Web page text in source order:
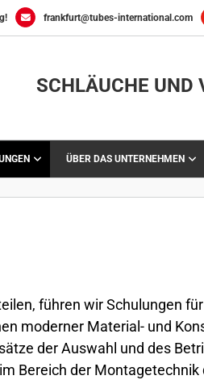
frankfurt@tubes-international.com
SCHLÄUCHE UND
ÜBER DAS UNTERNEHMEN
führen wir Schulungen
moderner Material- und
der Auswahl und des
Bereich der